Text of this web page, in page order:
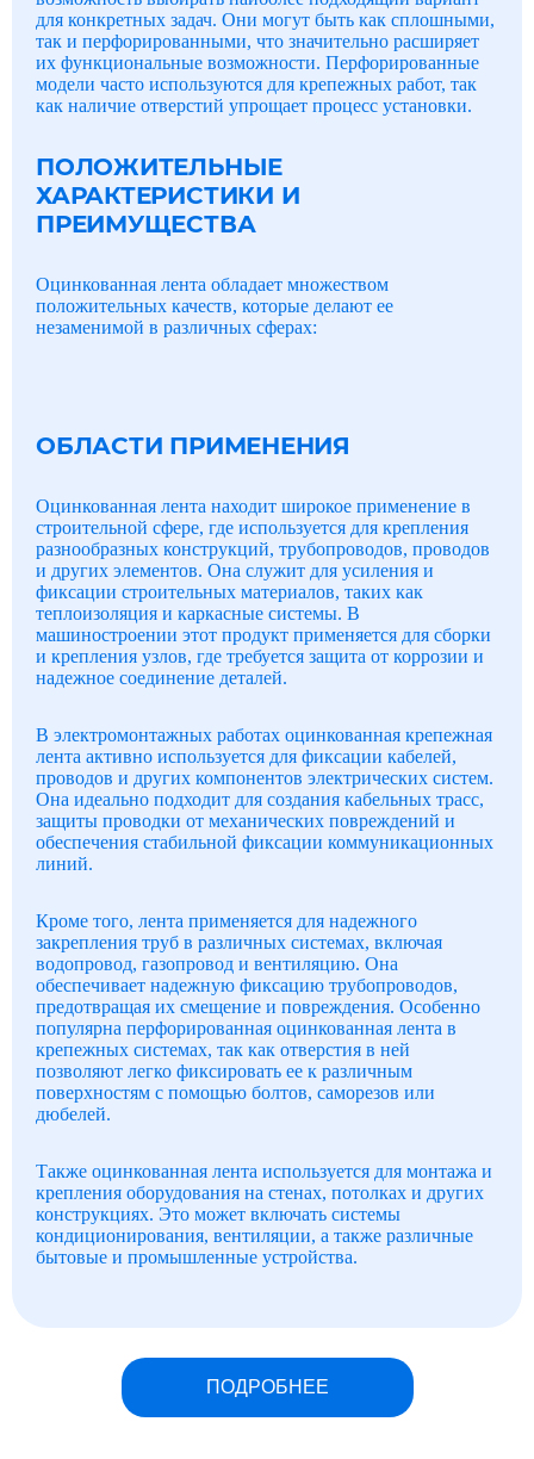
для конкретных задач. Они могут быть как сплошными,
так и перфорированными, что значительно расширяет
их функциональные возможности. Перфорированные
модели часто используются для крепежных работ, так
как наличие отверстий упрощает процесс установки.
ПОЛОЖИТЕЛЬНЫЕ
ХАРАКТЕРИСТИКИ И
ПРЕИМУЩЕСТВА
Оцинкованная лента обладает множеством
положительных качеств, которые делают ее
незаменимой в различных сферах:
ОБЛАСТИ ПРИМЕНЕНИЯ
Оцинкованная лента находит широкое применение в
строительной сфере, где используется для крепления
разнообразных конструкций, трубопроводов, проводов
и других элементов. Она служит для усиления и
фиксации строительных материалов, таких как
теплоизоляция и каркасные системы. В
машиностроении этот продукт применяется для сборки
и крепления узлов, где требуется защита от коррозии и
надежное соединение деталей.
В электромонтажных работах оцинкованная крепежная
лента активно используется для фиксации кабелей,
проводов и других компонентов электрических систем.
Она идеально подходит для создания кабельных трасс,
защиты проводки от механических повреждений и
обеспечения стабильной фиксации коммуникационных
линий.
Кроме того, лента применяется для надежного
закрепления труб в различных системах, включая
водопровод, газопровод и вентиляцию. Она
обеспечивает надежную фиксацию трубопроводов,
предотвращая их смещение и повреждения. Особенно
популярна перфорированная оцинкованная лента в
крепежных системах, так как отверстия в ней
позволяют легко фиксировать ее к различным
поверхностям с помощью болтов, саморезов или
дюбелей.
Также оцинкованная лента используется для монтажа и
крепления оборудования на стенах, потолках и других
конструкциях. Это может включать системы
кондиционирования, вентиляции, а также различные
бытовые и промышленные устройства.
ПОДРОБНЕЕ